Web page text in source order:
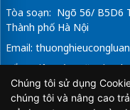
Tòa soạn: Ngõ 56/ B5D6
Thành phố Hà Nội
Email:
Tổng Biên Tập: Vũ Đức
Giấy phép hoạt động
Thông tin và Truyền
Chúng tôi sử dụng
chúng tôi và nâng cao